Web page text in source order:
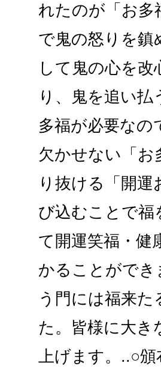
れたのが「お多
で鬼の怒りを鎮
して鬼の心を
り、鬼を追い
多福が必要な
欠かせない「お
り抜ける「開
び込むことで福
て開運笑福・健
かることができ
う門には福来
た。皆様に大き
上げます。..○